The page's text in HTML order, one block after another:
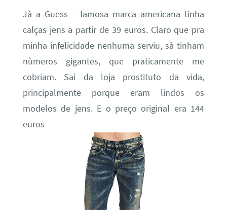
Jà a Guess – famosa marca americana tinha
calças jens a partir de 39 euros. Claro que pra
minha infelicidade nenhuma serviu, sà tinham
nùmeros gigantes, que praticamente me
cobriam. Sai da loja prostituto da vida,
principalmente porque eram lindos os
modelos de jens. E o preço original era 144
euros